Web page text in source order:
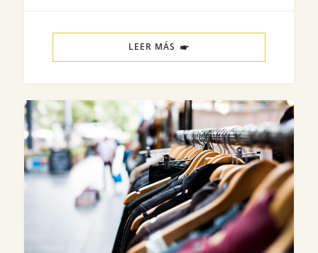
LEER MÁS